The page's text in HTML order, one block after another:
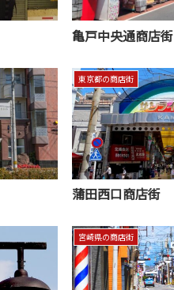
亀戸中央通商店街
東京都の商店街
蒲田西口商店街
宮崎県の商店街